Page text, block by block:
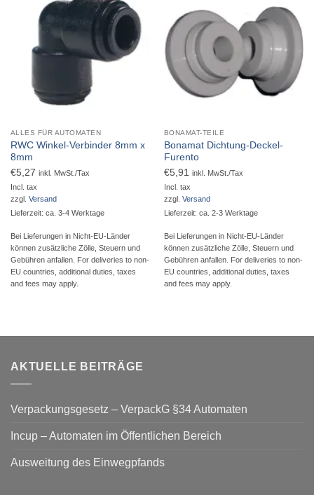
ALLES FÜR AUTOMATEN
RWC Winkel-Verbinder 8mm x
8mm
€5,27 inkl. MwSt./Tax
Incl. tax
zzgl. Versand
Lieferzeit: ca. 3-4 Werktage
Bei Lieferungen in Nicht-EU-Länder
können zusätzliche Zölle, Steuern und
Gebühren anfallen. For deliveries to non-
EU countries, additional duties, taxes
and fees may apply.
BONAMAT-TEILE
Bonamat Dichtung-Deckel-
Furento
€5,91 inkl. MwSt./Tax
Incl. tax
zzgl. Versand
Lieferzeit: ca. 2-3 Werktage
Bei Lieferungen in Nicht-EU-Länder
können zusätzliche Zölle, Steuern und
Gebühren anfallen. For deliveries to non-
EU countries, additional duties, taxes
and fees may apply.
AKTUELLE BEITRÄGE
Verpackungsgesetz – VerpackG §34 Automaten
Incup – Automaten im Öffentlichen Bereich
Ausweitung des Einwegpfands